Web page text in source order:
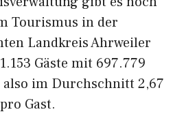
Tourismus in der
Landkreis Ahrweiler
Gäste mit 697.779
im Durchschnitt 2,67
Gast.